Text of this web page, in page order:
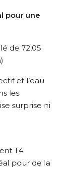
pour une
de 72,05
et l’eau
les
surprise ni
T4
pour de la